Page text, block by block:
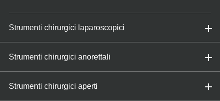
Strumenti chirurgici laparoscopici
Strumenti chirurgici anorettali
Strumenti chirurgici aperti